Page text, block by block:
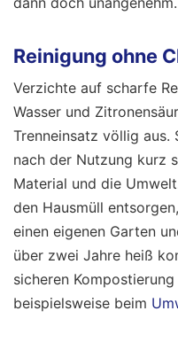
Reinigung ohne
Verzichte auf scharfe
Wasser und
Trenneinsatz völlig aus.
nach der Nutzung kurz
Material und die
den Hausmüll
einen eigenen Garten
über zwei Jahre heiß
sicheren
beispielsweise beim